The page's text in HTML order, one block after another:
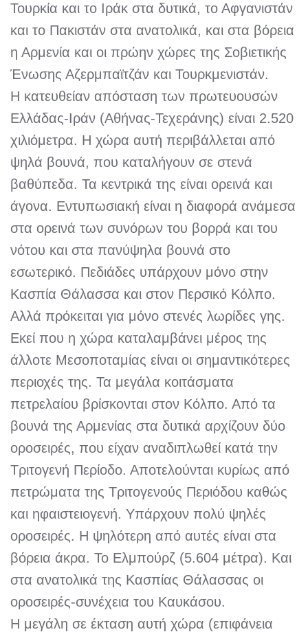
Τουρκία και το Ιράκ στα δυτικά, το Αφγανιστάν
και το Πακιστάν στα ανατολικά, και στα βόρεια
η Αρμενία και οι πρώην χώρες της Σοβιετικής
Ένωσης Αζερμπαϊτζάν και Τουρκμενιστάν.
Η κατευθείαν απόσταση των πρωτευουσών
Ελλάδας-Ιράν (Αθήνας-Τεχεράνης) είναι 2.520
χιλιόμετρα. Η χώρα αυτή περιβάλλεται από
ψηλά βουνά, που καταλήγουν σε στενά
βαθύπεδα. Τα κεντρικά της είναι ορεινά και
άγονα. Εντυπωσιακή είναι η διαφορά ανάμεσα
στα ορεινά των συνόρων του βορρά και του
νότου και στα πανύψηλα βουνά στο
εσωτερικό. Πεδιάδες υπάρχουν μόνο στην
Κασπία Θάλασσα και στον Περσικό Κόλπο.
Αλλά πρόκειται για μόνο στενές λωρίδες γης.
Εκεί που η χώρα καταλαμβάνει μέρος της
άλλοτε Μεσοποταμίας είναι οι σημαντικότερες
περιοχές της. Τα μεγάλα κοιτάσματα
πετρελαίου βρίσκονται στον Κόλπο. Από τα
βουνά της Αρμενίας στα δυτικά αρχίζουν δύο
οροσειρές, που είχαν αναδιπλωθεί κατά την
Τριτογενή Περίοδο. Αποτελούνται κυρίως από
πετρώματα της Τριτογενούς Περιόδου καθώς
και ηφαιστειογενή. Υπάρχουν πολύ ψηλές
οροσειρές. Η ψηλότερη από αυτές είναι στα
βόρεια άκρα. Το Ελμπούρζ (5.604 μέτρα). Και
στα ανατολικά της Κασπίας Θάλασσας οι
οροσειρές-συνέχεια του Καυκάσου.
Η μεγάλη σε έκταση αυτή χώρα (επιφάνεια